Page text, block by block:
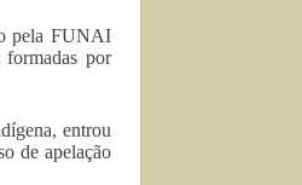
pela FUNAI
por
entrou
de apelação